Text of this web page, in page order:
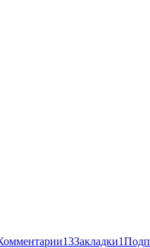
13Закладки1